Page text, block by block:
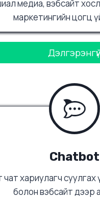
медиа, вэбсайт
маркетингийн цогц
Chatbot
хариулагч суулгах
болон вэбсайт дээр